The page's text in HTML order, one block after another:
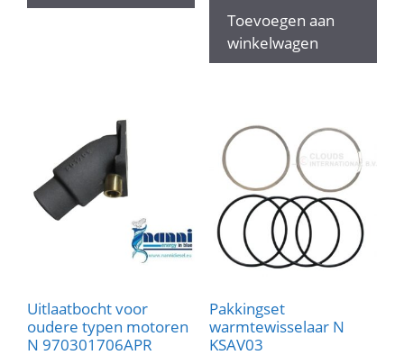
Toevoegen aan
winkelwagen
Uitlaatbocht voor
oudere typen motoren
N 970301706APR
Pakkingset
warmtewisselaar N
KSAV03